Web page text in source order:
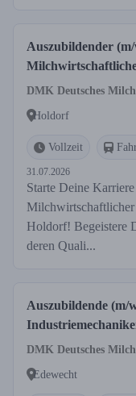
Auszubildender
DMK Deutsches
Holdorf
Vollzeit
31.07.2026
Starte Deine
Holdorf! Begeistere
deren Quali...
Auszubildende (m/
DMK Deutsches
Edewecht